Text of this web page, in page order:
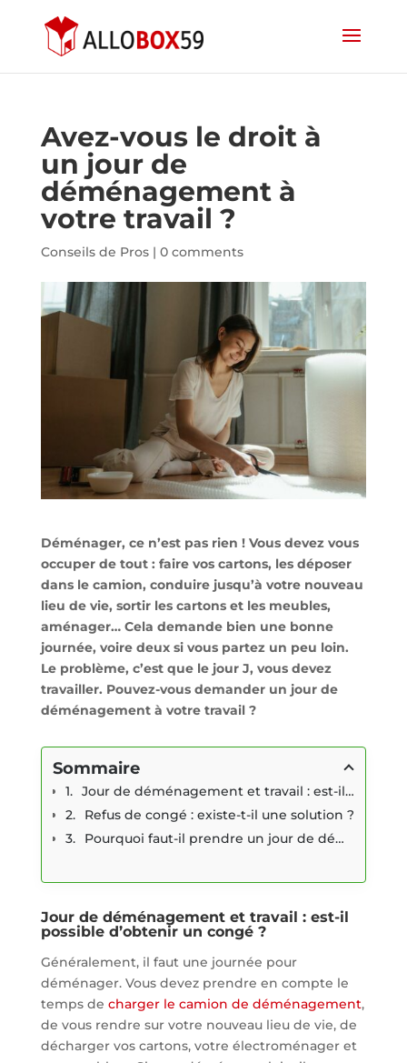
Avez-vous le droit à
un jour de
déménagement à
votre travail ?
Conseils de Pros| 0 comments
Déménager, ce n’est pas rien ! Vous devez vous
occuper de tout : faire vos cartons, les déposer
dans le camion, conduire jusqu’à votre nouveau
lieu de vie, sortir les cartons et les meubles,
aménager… Cela demande bien une bonne
journée, voire deux si vous partez un peu loin.
Le problème, c’est que le jour J, vous devez
travailler. Pouvez-vous demander un jour de
déménagement à votre travail ?
Sommaire
Jour de déménagement et travail : est-il possible d’obtenir un congé ?
Refus de congé : existe-t-il une solution ?
Pourquoi faut-il prendre un jour de déménagement ?
Jour de déménagement et travail : est-il
possible d’obtenir un congé ?
Généralement, il faut une journée pour
déménager. Vous devez prendre en compte le
temps de charger le camion de déménagement,
de vous rendre sur votre nouveau lieu de vie, de
décharger vos cartons, votre électroménager et